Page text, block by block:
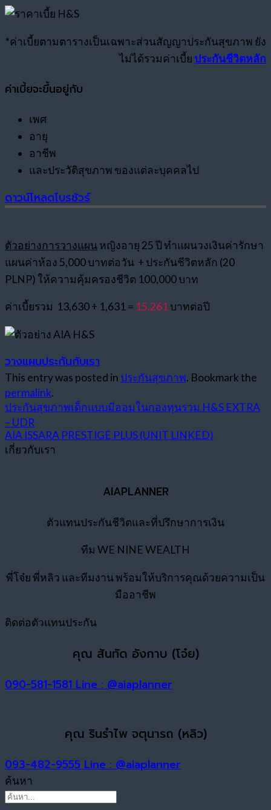
*ค่าเบี้ยตามตารางเป็นเฉพาะส่วนสัญญาประกันสุขภาพ ยัง
ไม่ได้รวมค่าเบี้ย ประกันชีวิตหลัก
ค่าเบี้ยจะขึ้นอยู่กับ
เพศ
อายุ
อาชีพ
และประวัติสุขภาพ ของแต่ละบุคคลไป
ดาวน์โหลดโบรชัวร์
ตัวอย่างการวางแผนหญิงอายุ 25 ปี ทำแผนวงเงินค่ารักษา
แผนค่าห้อง 5,000 บาทต่อวัน + ประกันชีวิตหลัก (20
PLNP) ให้ความคุ้มครองชีวิต 100,000 บาท
ค่าเบี้ยรวม 13,630 + 1,631 = 15,261บาทต่อปี
วางแผนประกันกับเรา
This entry was posted in ประกันสุขภาพ. Bookmark the
permalink.
ประกันสุขภาพเด็กแบบมีออมในกองทุนรวม H&S EXTRA
– UDR
AIA ISSARA PRESTIGE PLUS (UNIT LINKED)
เกี่ยวกับเรา
AIAPLANNER
ตัวแทนประกันชีวิตและที่ปรึกษาการเงิน
ทีม WE NINE WEALTH
พี่โจ๋ย พี่หลิว และทีมงาน พร้อมให้บริการคุณด้วยความเป็น
มืออาชีพ
ติดต่อตัวแทนประกัน
คุณ สันทัด อังกาบ (โจ๋ย)
090-581-1581 Line : @aiaplanner
คุณ รินรำไพ จตุนารถ (หลิว)
093-482-9555 Line : @aiaplanner
ค้นหา